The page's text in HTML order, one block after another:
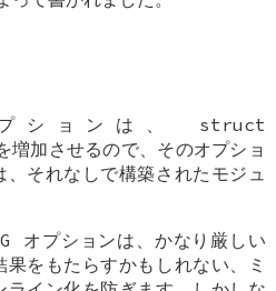
ションは、 struct
増加させるので、そのオプショ
それなしで構築されたモジュ
オプションは、かなり厳しい
をもたらすかもしれない、ミ